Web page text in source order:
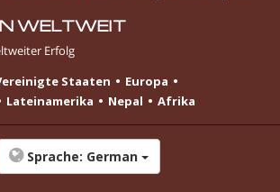
WELTWEIT
Erfolg
Staaten
Europa
Lateinamerika Nepal Afrika
Sprache: German